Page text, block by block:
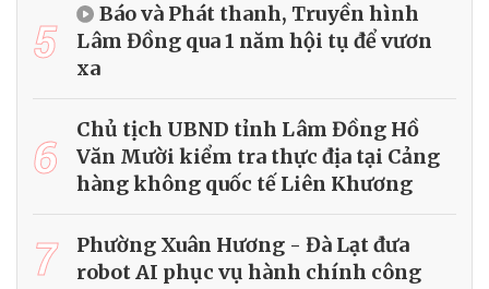
5
Báo và Phát thanh, Truyền hình
Lâm Đồng qua 1 năm hội tụ để vươn
xa
6
Chủ tịch UBND tỉnh Lâm Đồng Hồ
Văn Mười kiểm tra thực địa tại Cảng
hàng không quốc tế Liên Khương
7
Phường Xuân Hương - Đà Lạt đưa
robot AI phục vụ hành chính công